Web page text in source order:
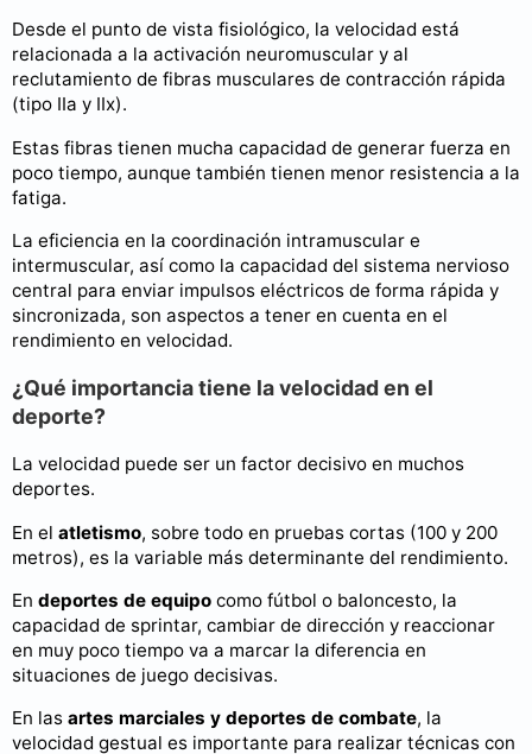
Desde el punto de vista fisiológico, la velocidad está
relacionada a la activación neuromuscular y al
reclutamiento de fibras musculares de contracción rápida
(tipo IIa y IIx).
Estas fibras tienen mucha capacidad de generar fuerza en
poco tiempo, aunque también tienen menor resistencia a la
fatiga.
La eficiencia en la coordinación intramuscular e
intermuscular, así como la capacidad del sistema nervioso
central para enviar impulsos eléctricos de forma rápida y
sincronizada, son aspectos a tener en cuenta en el
rendimiento en velocidad.
¿Qué importancia tiene la velocidad en el
deporte?
La velocidad puede ser un factor decisivo en muchos
deportes.
En el atletismo, sobre todo en pruebas cortas (100 y 200
metros), es la variable más determinante del rendimiento.
En deportes de equipo como fútbol o baloncesto, la
capacidad de sprintar, cambiar de dirección y reaccionar
en muy poco tiempo va a marcar la diferencia en
situaciones de juego decisivas.
En las artes marciales y deportes de combate, la
velocidad gestual es importante para realizar técnicas con